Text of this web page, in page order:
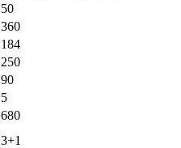
50
360
184
250
90
5
680
3+1